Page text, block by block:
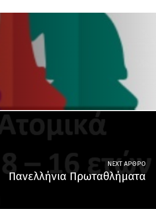
NEXT ΆΡΘΡΟ
Πανελλήνια Πρωταθλήματα